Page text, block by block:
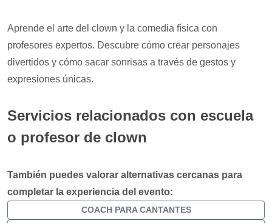
Aprende el arte del clown y la comedia física con
profesores expertos. Descubre cómo crear personajes
divertidos y cómo sacar sonrisas a través de gestos y
expresiones únicas.
Servicios relacionados con escuela
o profesor de clown
También puedes valorar alternativas cercanas para
completar la experiencia del evento:
COACH PARA CANTANTES